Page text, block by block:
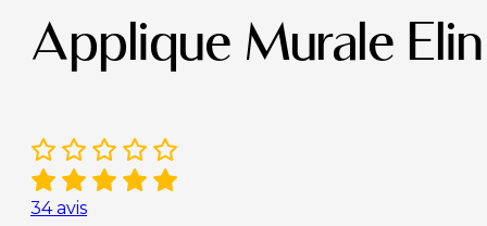
Applique Murale Elin
34avis